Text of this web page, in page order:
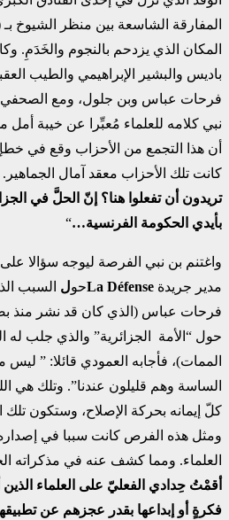
المفارقة الشاسعة بين منظر الشيوخ بـ
المكان الذي يزدحم بالنجوم والخَدَمِ.
باديس والبشير الإبراهيمي والطيب
فرحات عباس وبن جلول، ومع الصحفي
نبي كلامه للعلماء مُعبِّرا عن خيبة
أن هذا التجمع من الأحزاب وقع في خطإ
كانت تلك الأحزاب معقد آمال
تريدون أن تفعلوا هنا؟ إنّ الحلَّ في
بأيدي الحكومة الفرنسية…“
واغتنم بن نبي الفرصة ليوجه سؤالا على
مدير جريدة La Défenseحول السبب
فرحات عباس (الذي كان قد نشر منذ
حول “الأمة الجزائرية” والذي جلب له
الممات)، فأجابه العمودي قائلا: ”
الساسة وهم قليلون عندنا”. وتلك هي
كلّ إيمانه بحركة الإصلاح، وستكون
ومثل هذه الفرص كانت سببا في
العلماء. ومما كشف عنه في مذكراته
أقمْتُ حِدادي الفعليّ على العلماء
فكرةٍ أو إبداعها بقدر عجزهم عن